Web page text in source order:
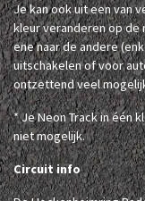
Je kan ook uit een van
kleur veranderen op de
ene naar de andere
uitschakelen of voor
ontzettend veel
* Je Neon Track in één
niet mogelijk.
Circuit info